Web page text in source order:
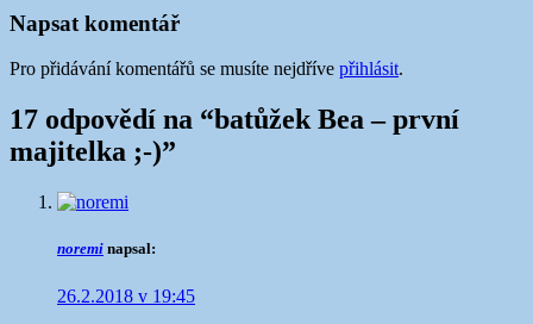
Napsat komentář
Pro přidávání komentářů se musíte nejdříve přihlásit.
17 odpovědí na “batůžek Bea – první
majitelka ;-)”
noremi napsal:
26.2.2018 v 19:45